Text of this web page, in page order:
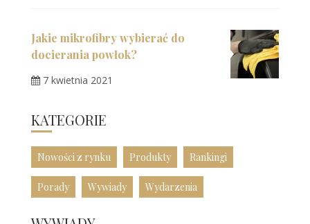
Jakie mikrofibry wybierać do
docierania powłok?
7 kwietnia 2021
KATEGORIE
Nowości z rynku Produkty Rankingi
Porady Wywiady Wydarzenia